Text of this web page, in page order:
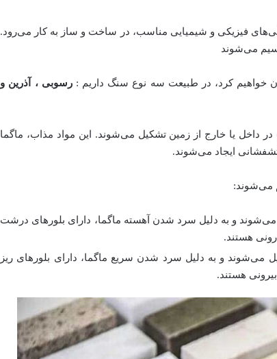
فیزیکی و شیمیایی مناسب، در ساخت و ساز به کار می‌رود.
می‌شوند
خواهیم کرد، در طبیعت سه نوع سنگ داریم : رسوبی ، آذرین و
داخل یا خارج از زمین تشکیل می‌شوند. این مواد مذاب، ماگما
ایجاد می‌شوند.
می‌شوند:
و به دلیل سرد شدن آهسته ماگما، دارای بلورهای درشت
هستند.
می‌شوند و به دلیل سرد شدن سریع ماگما، دارای بلورهای ریز
هستند.